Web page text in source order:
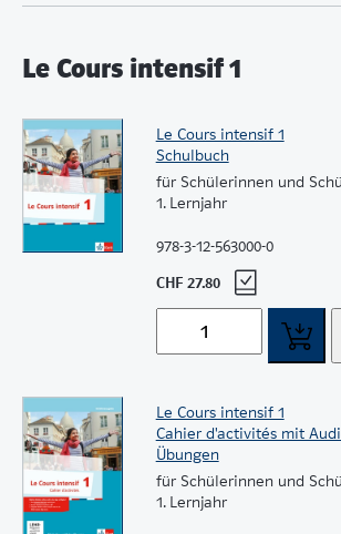
Le Cours intensif 1
Le Cours intensif 1
Schulbuch
für Schülerinnen und
1. Lernjahr
978-3-12-563000-0
CHF 27.80
Le Cours intensif 1
Cahier d'activités mit
Übungen
für Schülerinnen und
1. Lernjahr